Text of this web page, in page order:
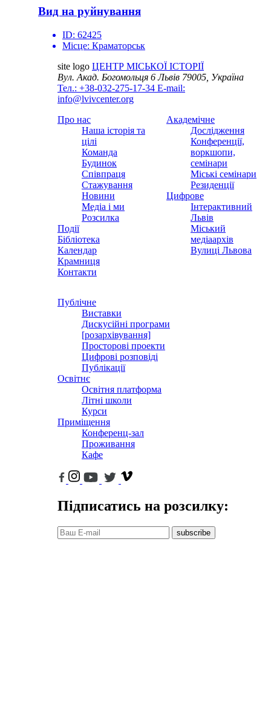
Вид на руйнування
ID: 62425
Місце: Краматорськ
site logo ЦЕНТР МІСЬКОЇ ІСТОРІЇ
Вул. Акад. Богомольця 6Львів 79005, Україна
Тел.: +38-032-275-17-34 E-mail:
info@lvivcenter.org
Про нас
Наша історія та
цілі
Команда
Будинок
Співпраця
Стажування
Новини
Медіа і ми
Розсилка
Події
Бібліотека
Календар
Крамниця
Контакти
Академічне
Дослідження
Конференції,
воркшопи,
семінари
Міські семінари
Резиденції
Цифрове
Інтерактивний
Львів
Міський
медіаархів
Вулиці Львова
Публічне
Виставки
Дискусійні програми
[розархівування]
Просторові проекти
Цифрові розповіді
Публікації
Освітнє
Освітня платформа
Літні школи
Курси
Приміщення
Конференц-зал
Проживання
Кафе
Підписатись на розсилку:
subscribe